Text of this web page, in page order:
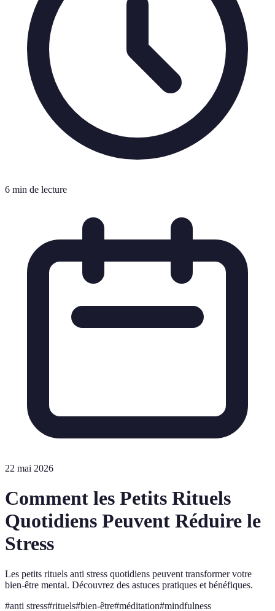
6 min de lecture
22 mai 2026
Comment les Petits Rituels
Quotidiens Peuvent Réduire le
Stress
Les petits rituels anti stress quotidiens peuvent transformer votre
bien-être mental. Découvrez des astuces pratiques et bénéfiques.
#anti stress#rituels#bien-être#méditation#mindfulness